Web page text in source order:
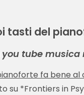
tasti del
you tube musica
fa bene al
su *Frontiers in